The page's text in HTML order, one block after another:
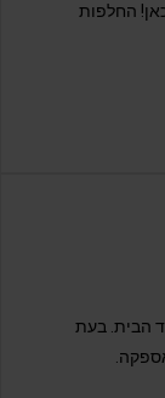
החלפות
הארץ עד הבית. בעת